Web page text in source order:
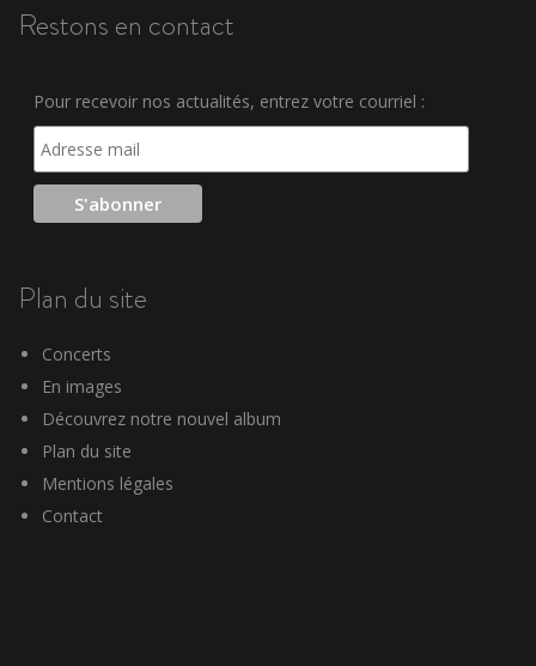
Restons en contact
Pour recevoir nos actualités, entrez votre courriel :
Plan du site
Concerts
En images
Découvrez notre nouvel album
Plan du site
Mentions légales
Contact